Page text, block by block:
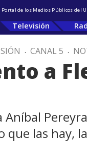
Portal de los Medios Públicos del
Televisión
. CANAL 5 .
a
que las hay,